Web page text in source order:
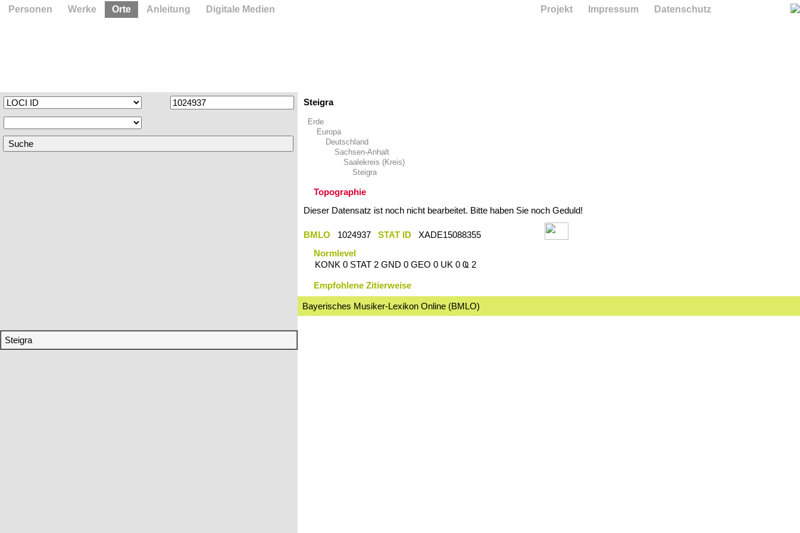
Steigra
Steigra
Erde
Europa
Deutschland
Sachsen-Anhalt
Saalekreis (Kreis)
Steigra
Topographie
Dieser Datensatz ist noch nicht bearbeitet. Bitte haben Sie noch Geduld!
BMLO 1024937 STAT ID
XADE15088355
Normlevel
KONK 0 STAT 2 GND 0 GEO 0 UK 0 Ҩ 2
Empfohlene Zitierweise
Bayerisches Musiker-Lexikon Online (BMLO)
Personen Werke Orte Anleitung Digitale Medien Projekt Impressum Datenschutz